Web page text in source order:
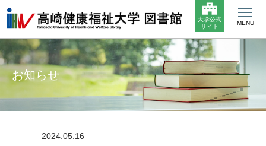
大学公式
サイト
MENU
お知らせ
2024.05.16